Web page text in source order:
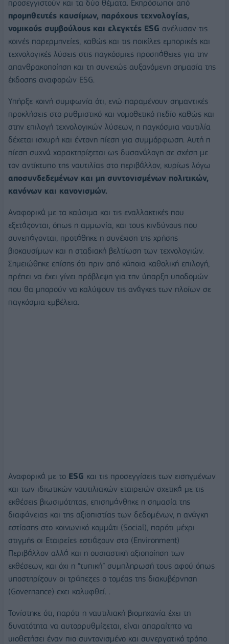
προσεγγιστούν και τα δύο θέματα. Εκπρόσωποι από
προμηθευτές καυσίμων, παρόχους τεχνολογίας,
νομικούς συμβούλους και ελεγκτές ESG ανέλυσαν τις
κοινές παρερμηνείες, καθώς και τις ποικίλες εμπορικές και
τεχνολογικές λύσεις στις παγκόσμιες προσπάθειες για την
απανθρακοποίηση και τη συνεχώς αυξανόμενη σημασία της
έκδοσης αναφορών ESG.
Υπήρξε κοινή συμφωνία ότι, ενώ παραμένουν σημαντικές
προκλήσεις στο ρυθμιστικό και νομοθετικό πεδίο καθώς και
στην επιλογή τεχνολογικών λύσεων, η παγκόσμια ναυτιλία
δέχεται ισχυρή και έντονη πίεση για συμμόρφωση. Αυτή η
πίεση συχνά χαρακτηρίζεται ως δυσανάλογη σε σχέση με
τον αντίκτυπο της ναυτιλίας στο περιβάλλον, κυρίως λόγω
αποσυνδεδεμένων και μη συντονισμένων πολιτικών,
κανόνων και κανονισμών.
Αναφορικά με τα καύσιμα και τις εναλλακτικές που
εξετάζονται, όπως η αμμωνία, και τους κινδύνους που
συνεπάγονται, προτάθηκε η συνέχιση της χρήσης
βιοκαυσίμων και η σταδιακή βελτίωση των τεχνολογιών.
Σημειώθηκε επίσης ότι πριν από κάποια καθολική επιλογή,
πρέπει να έχει γίνει πρόβλεψη για την ύπαρξη υποδομών
που θα μπορούν να καλύψουν τις ανάγκες των πλοίων σε
παγκόσμια εμβέλεια.
Αναφορικά με το ESG και τις προσεγγίσεις των εισηγμένων
και των ιδιωτικών ναυτιλιακών εταιρειών σχετικά με τις
εκθέσεις βιωσιμότητας, επισημάνθηκε η σημασία της
διαφάνειας και της αξιοπιστίας των δεδομένων, η ανάγκη
εστίασης στο κοινωνικό κομμάτι (Social), παρότι μέχρι
στιγμής οι Εταιρείες εστιάζουν στο (Εnvironment)
Περιβάλλον αλλά και η ουσιαστική αξιοποίηση των
εκθέσεων, και όχι η “τυπική” συμπληρωσή τους αφού όπως
υποστηρίζουν οι τράπεζες ο τομέας της διακυβέρνηση
(Gοvernance) εχει καλυφθεί. .
Τονίστηκε ότι, παρότι η ναυτιλιακή βιομηχανία έχει τη
δυνατότητα να αυτορρυθμίζεται, είναι απαραίτητο να
υιοθετήσει έναν πιο συντονισμένο και συνεργατικό τρόπο